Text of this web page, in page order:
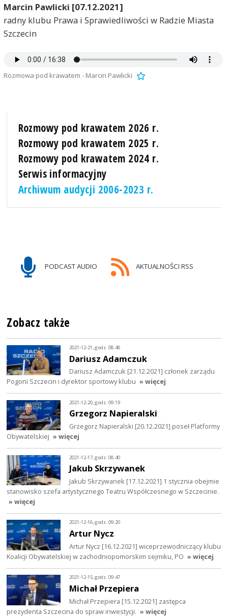
Marcin Pawlicki [07.12.2021]
radny klubu Prawa i Sprawiedliwości w Radzie Miasta
Szczecin
Rozmowa pod krawatem - Marcin Pawlicki
Rozmowy pod krawatem 2026 r.
Rozmowy pod krawatem 2025 r.
Rozmowy pod krawatem 2024 r.
Serwis informacyjny
Archiwum audycji 2006-2023 r.
PODCAST AUDIO AKTUALNOŚCI RSS
Zobacz także
2021-12-21, godz. 08:48
Dariusz Adamczuk
Dariusz Adamczuk [21.12.2021] członek zarządu
Pogoni Szczecin i dyrektor sportowy klubu » więcej
2021-12-20, godz. 09:19
Grzegorz Napieralski
Grzegorz Napieralski [20.12.2021] poseł Platformy
Obywatelskiej » więcej
2021-12-17, godz. 08:40
Jakub Skrzywanek
Jakub Skrzywanek [17.12.2021] 1 stycznia obejmie
stanowisko szefa artystycznego Teatru Współczesnego w Szczecinie.
» więcej
2021-12-16, godz. 09:20
Artur Nycz
Artur Nycz [16.12.2021] wiceprzewodniczący klubu
Koalicji Obywatelskiej w zachodniopomorskim sejmiku, PO » więcej
2021-12-15, godz. 09:47
Michał Przepiera
Michał Przepiera [15.12.2021] zastępca
prezydenta Szczecina do spraw inwestycji. » więcej